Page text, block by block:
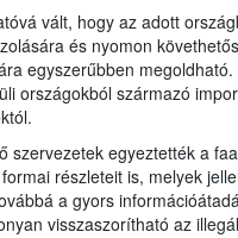
vált, hogy az adott
és nyomon
egyszerűbben
országokból származó
szervezetek egyeztették a
részleteit is, melyek
a gyors
visszaszorítható az